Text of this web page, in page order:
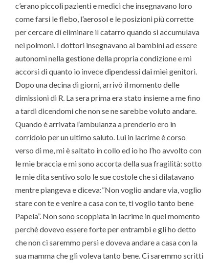
c’erano piccoli pazienti e medici che insegnavano loro
come farsi le flebo, l’aerosol e le posizioni più corrette
per cercare di eliminare il catarro quando si accumulava
nei polmoni. I dottori insegnavano ai bambini ad essere
autonomi nella gestione della propria condizione e mi
accorsi di quanto io invece dipendessi dai miei genitori.
Dopo una decina di giorni, arrivò il momento delle
dimissioni di R. La sera prima era stato insieme a me fino
a tardi dicendomi che non se ne sarebbe voluto andare.
Quando è arrivata l’ambulanza a prenderlo ero in
corridoio per un ultimo saluto. Lui in lacrime è corso
verso di me, mi è saltato in collo ed io ho l’ho avvolto con
le mie braccia e mi sono accorta della sua fragilità: sotto
le mie dita sentivo solo le sue costole che si dilatavano
mentre piangeva e diceva:”Non voglio andare via, voglio
stare con te e venire a casa con te, ti voglio tanto bene
Papela”. Non sono scoppiata in lacrime in quel momento
perchè dovevo essere forte per entrambi e gli ho detto
che non ci saremmo persi e doveva andare a casa con la
sua mamma che gli voleva tanto bene. Ci saremmo scritti